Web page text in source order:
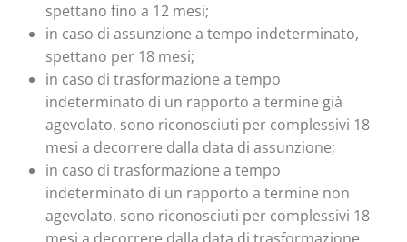
spettano fino a 12 mesi;
in caso di assunzione a tempo indeterminato,
spettano per 18 mesi;
in caso di trasformazione a tempo
indeterminato di un rapporto a termine già
agevolato, sono riconosciuti per complessivi 18
mesi a decorrere dalla data di assunzione;
in caso di trasformazione a tempo
indeterminato di un rapporto a termine non
agevolato, sono riconosciuti per complessivi 18